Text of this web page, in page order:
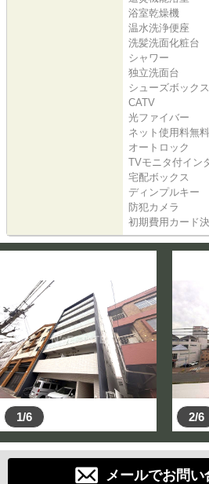
浴室乾燥機
温水洗浄便座
洗髪洗面化粧台
シャワー
独立洗面台
シューズボックス
CATV
光ファイバー
ネット使用料無料
オートロック
TVモニタ付イン
宅配ボックス
ディンプルキー
防犯カメラ
初期費用カード
1/6 2/6
メールでお問い